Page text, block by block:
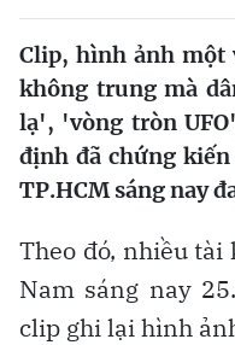
Clip, hình ảnh một
không trung mà
lạ', 'vòng tròn
định đã chứng
TP.HCM sáng nay
Theo đó, nhiều tài
Nam sáng nay
clip ghi lại hình